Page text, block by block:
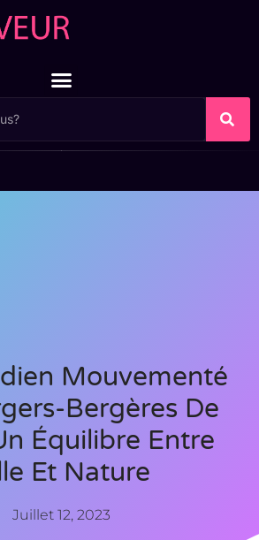
Mouvementé
Bergères De
Équilibre Entre
Et Nature
Juillet 12, 2023